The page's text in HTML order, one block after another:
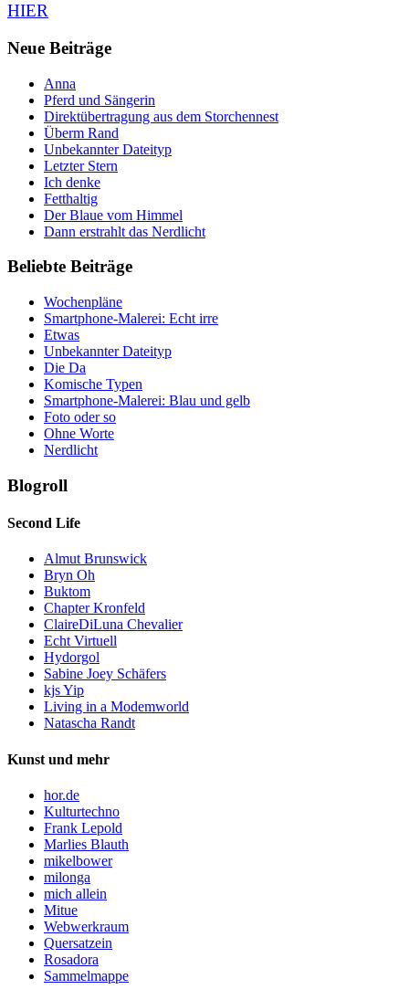
HIER
Neue Beiträge
Anna
Pferd und Sängerin
Direktübertragung aus dem Storchennest
Überm Rand
Unbekannter Dateityp
Letzter Stern
Ich denke
Fetthaltig
Der Blaue vom Himmel
Dann erstrahlt das Nerdlicht
Beliebte Beiträge
Wochenpläne
Smartphone-Malerei: Echt irre
Etwas
Unbekannter Dateityp
Die Da
Komische Typen
Smartphone-Malerei: Blau und gelb
Foto oder so
Ohne Worte
Nerdlicht
Blogroll
Second Life
Almut Brunswick
Bryn Oh
Buktom
Chapter Kronfeld
ClaireDiLuna Chevalier
Echt Virtuell
Hydorgol
Sabine Joey Schäfers
kjs Yip
Living in a Modemworld
Natascha Randt
Kunst und mehr
hor.de
Kulturtechno
Frank Lepold
Marlies Blauth
mikelbower
milonga
mich allein
Mitue
Webwerkraum
Quersatzein
Rosadora
Sammelmappe